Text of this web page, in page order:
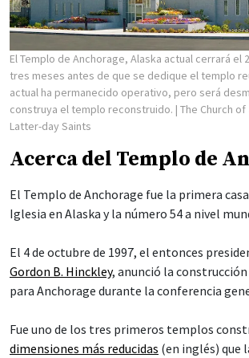
El Templo de Anchorage, Alaska actual cerrará el
tres meses antes de que se dedique el templo
actual ha permanecido operativo, pero será
construya el templo reconstruido. | The Church
Latter-day Saints
Acerca del Templo de
El Templo de Anchorage fue la primera
Iglesia en Alaska y la número 54 a nivel
El 4 de octubre de 1997, el entonces
Gordon B. Hinckley, anunció la
para Anchorage durante la conferencia
Fue uno de los tres primeros templos
dimensiones más reducidas (en inglés) que